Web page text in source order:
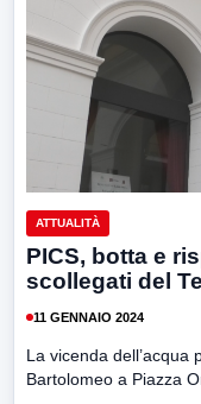
ATTUALITÀ
PICS, botta e
scollegati del
11 GENNAIO 2024
La vicenda dell’acqua
Bartolomeo a Piazza